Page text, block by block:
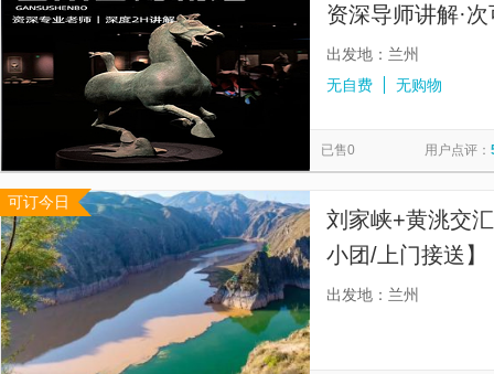
资深导师讲解·
出发地：兰州
无自费
无购物
已售0 用户点评：
可订今日
刘家峡+黄洮交
小团/上门接送
接送，畅玩各个
出发地：兰州